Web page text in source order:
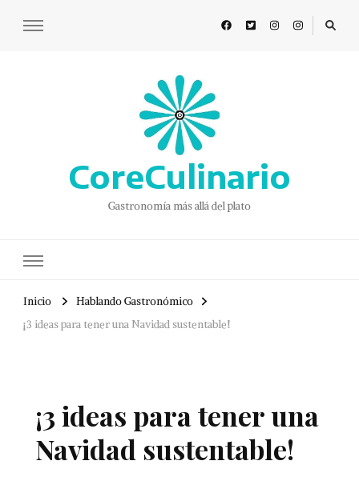
CoreCulinario
Gastronomía más allá del plato
Inicio
Hablando Gastronómico
¡3 ideas para tener una Navidad sustentable!
¡3 ideas para tener una
Navidad sustentable!